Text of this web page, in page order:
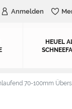
Anmelden
HEUEL
70-100mm